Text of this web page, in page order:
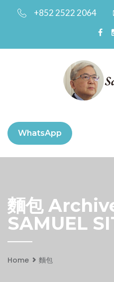
+852 2522 2064
WhatsApp
麵包
SAMUEL
Home 麵包